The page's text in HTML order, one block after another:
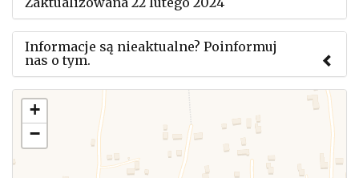
Informacje są nieaktualne? Poinformuj
nas o tym.
Użyj tego formularza aby przesłać informację o
zmianach w powyższym mityngu.
+
−